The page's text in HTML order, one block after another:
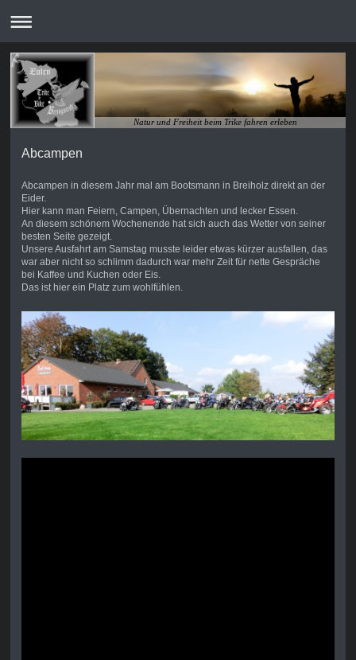
Natur und Freiheit beim Trike fahren erleben
Abcampen
Abcampen in diesem Jahr mal am Bootsmann in Breiholz direkt an der
Eider.
Hier kann man Feiern, Campen, Übernachten und lecker Essen.
An diesem schönem Wochenende hat sich auch das Wetter von seiner
besten Seite gezeigt.
Unsere Ausfahrt am Samstag musste leider etwas kürzer ausfallen, das
war aber nicht so schlimm dadurch war mehr Zeit für nette Gespräche
bei Kaffee und Kuchen oder Eis.
Das ist hier ein Platz zum wohlfühlen.